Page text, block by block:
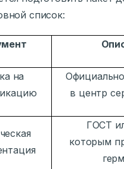
список:
на
в центр
ГОСТ
которым